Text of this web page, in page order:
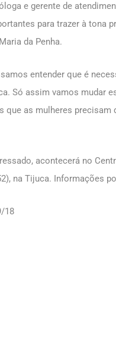
e gerente de
para trazer à tona
da Penha.
entender que é
Só assim vamos mudar
que as mulheres
acontecerá no
na Tijuca. Informações
18